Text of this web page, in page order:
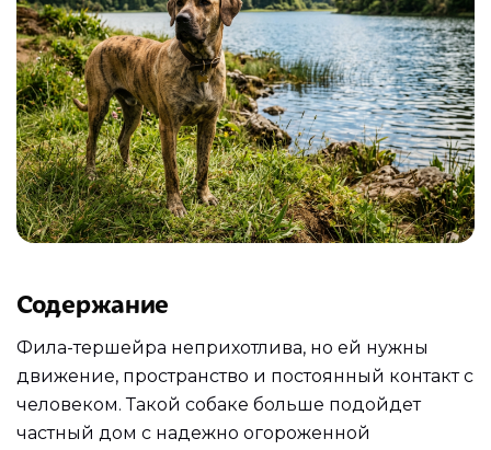
Содержание
Фила-тершейра неприхотлива, но ей нужны
движение, пространство и постоянный контакт с
человеком. Такой собаке больше подойдет
частный дом с надежно огороженной